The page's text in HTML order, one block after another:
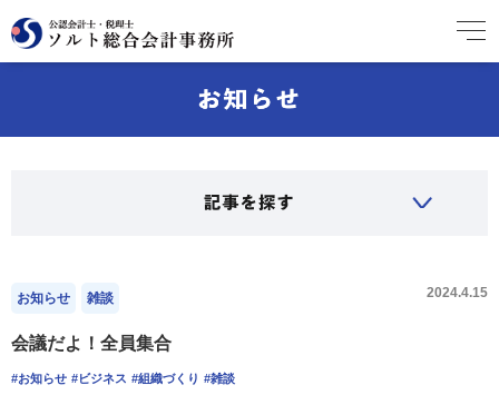
お知らせ 雑談 2024.4.15
会議だよ！全員集合
#お知らせ #ビジネス #組織づくり #雑談